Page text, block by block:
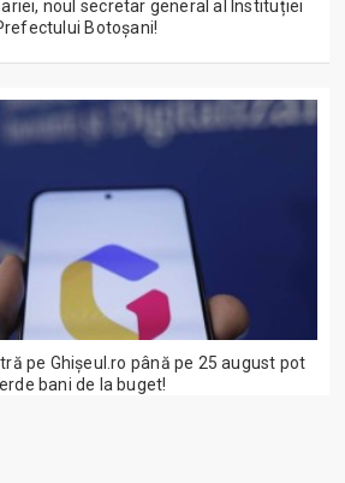
noul secretar general al Instituției
Botoșani!
pe Ghişeul.ro până pe 25 august pot
bani de la buget!